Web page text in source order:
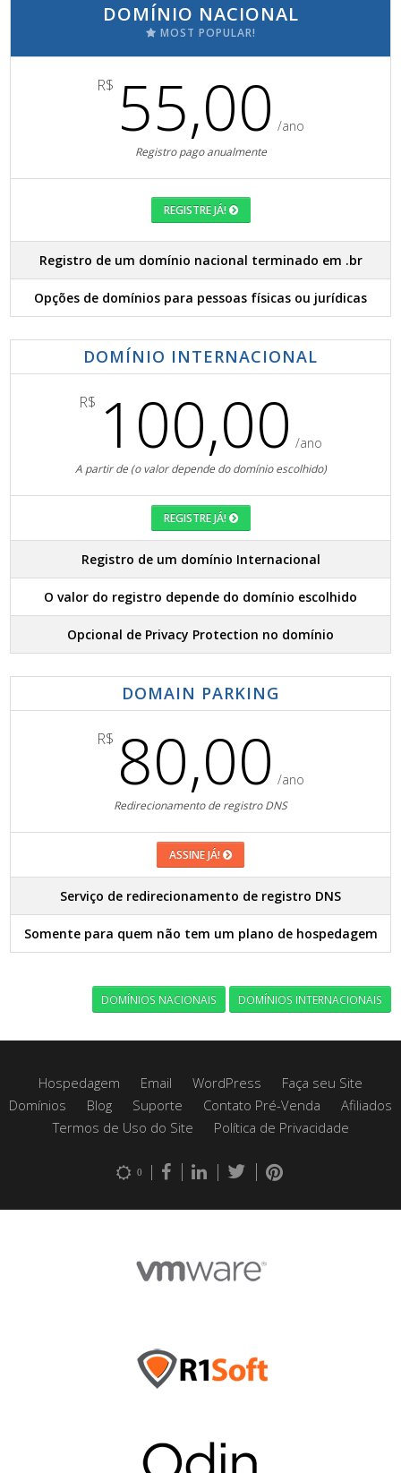
DOMÍNIO NACIONAL
MOST POPULAR!
R$ 55,00 /ano
Registro pago anualmente
REGISTRE JÁ!
Registro de um domínio nacional terminado em .br
Opções de domínios para pessoas físicas ou jurídicas
DOMÍNIO INTERNACIONAL
R$ 100,00 /ano
A partir de (o valor depende do domínio escolhido)
REGISTRE JÁ!
Registro de um domínio Internacional
O valor do registro depende do domínio escolhido
Opcional de Privacy Protection no domínio
DOMAIN PARKING
R$ 80,00 /ano
Redirecionamento de registro DNS
ASSINE JÁ!
Serviço de redirecionamento de registro DNS
Somente para quem não tem um plano de hospedagem
DOMÍNIOS NACIONAIS DOMÍNIOS INTERNACIONAIS
Hospedagem Email WordPress
Faça seu Site
Domínios
Blog Suporte Contato Pré-Venda
Afiliados
Termos de Uso do Site
Política de Privacidade
0